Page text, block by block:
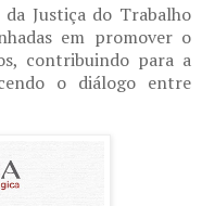
Justiça do Trabalho
em promover o
contribuindo para a
o diálogo entre